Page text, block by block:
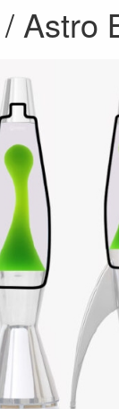
Astro